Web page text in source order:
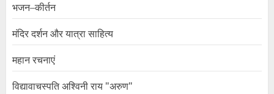
भजन–कीर्तन
मंदिर दर्शन और यात्रा साहित्य
महान रचनाएं
विद्यावाचस्पति अश्विनी राय "अरुण"